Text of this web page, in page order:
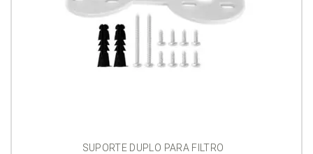
SUPORTE DUPLO PARA FILTRO